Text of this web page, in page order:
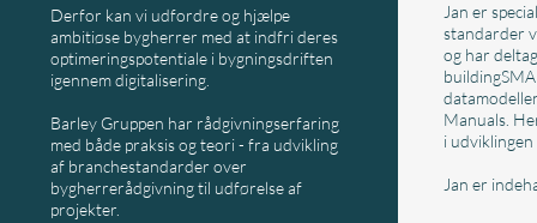
Derfor kan vi udfordre og hjælpe
ambitiøse bygherrer med at indfri deres
optimeringspotentiale i bygningsdriften
igennem digitalisering.
​Barley Gruppen har rådgivningserfaring
med både praksis og teori - fra udvikling
af branchestandarder over
bygherrerådgivning til udførelse af
projekter.
​Jan er
standarder
og har
Manuals.
i
Jan er